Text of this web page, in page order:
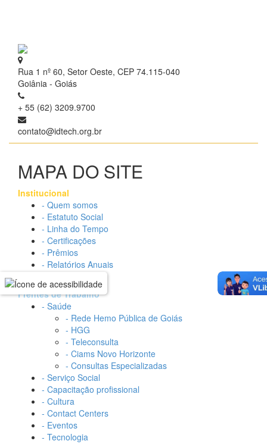
Rua 1 nº 60, Setor Oeste, CEP 74.115-040
Goiânia - Goiás
+ 55 (62) 3209.9700
contato@idtech.org.br
MAPA DO SITE
Institucional
- Quem somos
- Estatuto Social
- Linha do Tempo
- Certificações
- Prêmios
- Relatórios Anuais
Frentes de Trabalho
- Saúde
- Rede Hemo Pública de Goiás
- HGG
- Teleconsulta
- Ciams Novo Horizonte
- Consultas Especializadas
- Serviço Social
- Capacitação profissional
- Cultura
- Contact Centers
- Eventos
- Tecnologia